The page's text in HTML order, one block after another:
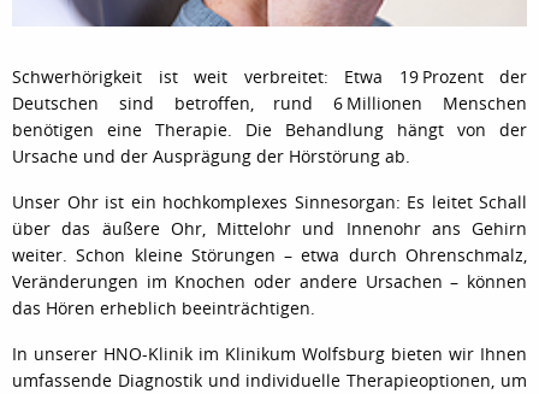
Schwerhörigkeit ist weit verbreitet: Etwa 19 Prozent der
Deutschen sind betroffen, rund 6 Millionen Menschen
benötigen eine Therapie. Die Behandlung hängt von der
Ursache und der Ausprägung der Hörstörung ab.
Unser Ohr ist ein hochkomplexes Sinnesorgan: Es leitet Schall
über das äußere Ohr, Mittelohr und Innenohr ans Gehirn
weiter. Schon kleine Störungen – etwa durch Ohrenschmalz,
Veränderungen im Knochen oder andere Ursachen – können
das Hören erheblich beeinträchtigen.
In unserer HNO-Klinik im Klinikum Wolfsburg bieten wir Ihnen
umfassende Diagnostik und individuelle Therapieoptionen, um